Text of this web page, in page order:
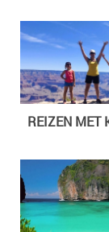
REIZEN MET